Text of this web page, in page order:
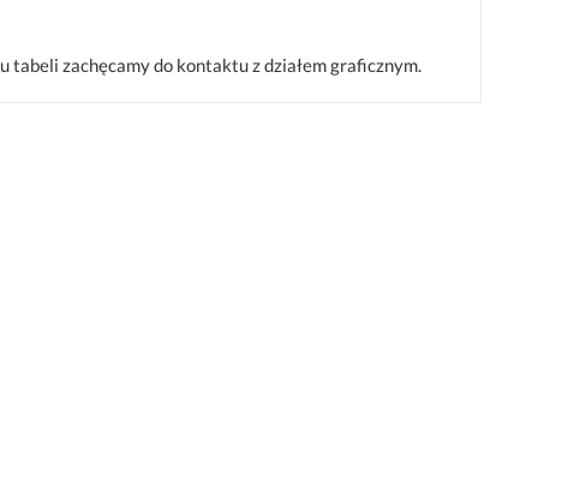
zachęcamy do kontaktu z działem graficznym.